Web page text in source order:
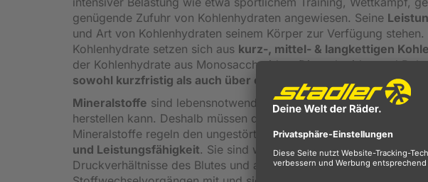
genügende Zufuhr von Kohlenhydraten angewiesen. Seine
und Art von Kohlenhydraten seinem Körper zur Verfügung
Kohlenhydrate setzen sich aus kurz-, mittel- & langkettigen
der Kohlenhydrate aus Monosacchariden, Disacchariden und
sowohl kurzfristig als auch über einen längeren Zeitraum
Mineralstoffe sind lebensnotwendige anorganische Nährstoffe,
herstellen kann. Deshalb müssen diese wichtigen Nährstoffe
Mineralstoffe regeln den ungestörten Ablauf der Vorgänge im
und Leistungsfähigkeit. Sie sind wichtig für die Regulation des
Druckverhältnisse des Blutes und anderer Körperflüssigkeiten.